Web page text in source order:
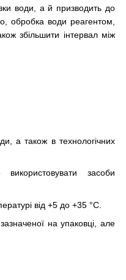
води, а й призводить до
обробка води реагентом,
збільшити інтервал між
а також в технологічних
засоби
від +5 до +35 °C.
на упаковці, але